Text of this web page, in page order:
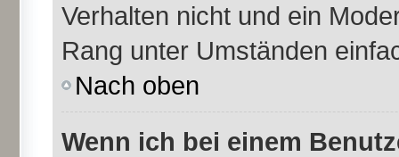
Verhalten nicht und ein
Rang unter Umständen
Nach oben
Wenn ich bei einem